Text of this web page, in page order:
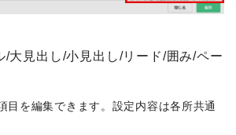
/大見出し/小見出し/リード/囲み/ペー
目を編集できます。設定内容は各所共通